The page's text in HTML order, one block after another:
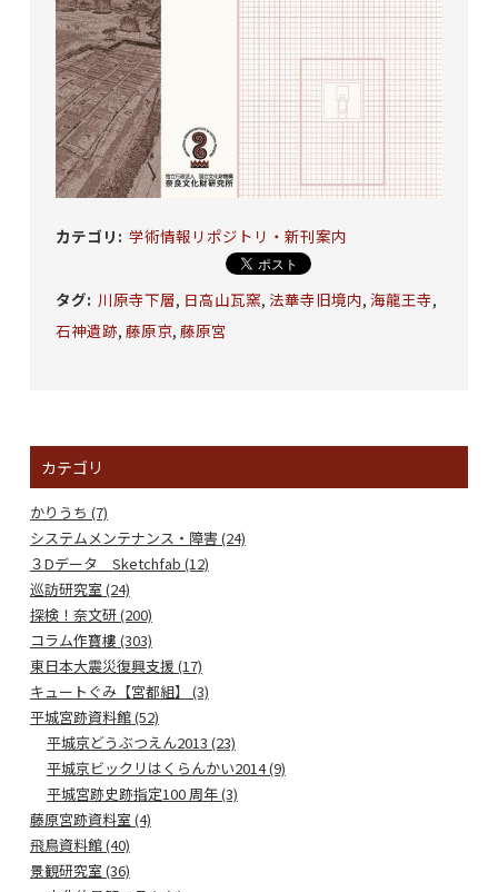
カテゴリ : 学術情報リポジトリ・新刊案内
タグ: 川原寺下層, 日高山瓦窯, 法華寺旧境内, 海龍王寺,
石神遺跡, 藤原京, 藤原宮
カテゴリ
かりうち (7)
システムメンテナンス・障害 (24)
３Dデータ Sketchfab (12)
巡訪研究室 (24)
探検！奈文研 (200)
コラム作寶樓 (303)
東日本大震災復興支援 (17)
キュートぐみ【宮都組】 (3)
平城宮跡資料館 (52)
平城京どうぶつえん2013 (23)
平城京ビックリはくらんかい2014 (9)
平城宮跡史跡指定100 周年 (3)
藤原宮跡資料室 (4)
飛鳥資料館 (40)
景観研究室 (36)